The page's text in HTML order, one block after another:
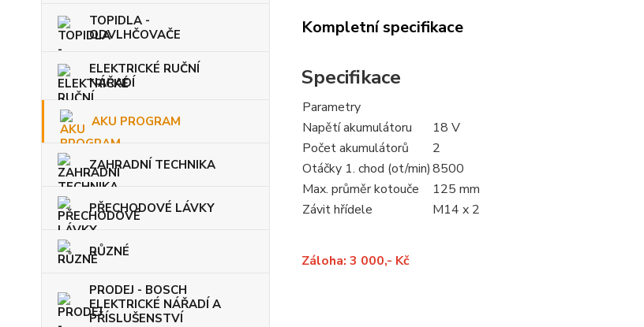
TOPIDLA -
ODVLHČOVAČE
ELEKTRICKÉ RUČNÍ
NÁŘADÍ
AKU PROGRAM
ZAHRADNÍ TECHNIKA
PŘECHODOVÉ LÁVKY
RŮZNÉ
PRODEJ - BOSCH
ELEKTRICKÉ NÁŘADÍ A
PŘÍSLUŠENSTVÍ
Kompletní specifikace
Specifikace
Parametry
Napětí akumulátoru
18 V
Počet akumulátorů
2
Otáčky 1. chod (ot/min)8500
Max. průměr kotouče
125 mm
Závit hřídele
M14 x 2
Záloha: 3 000,- Kč